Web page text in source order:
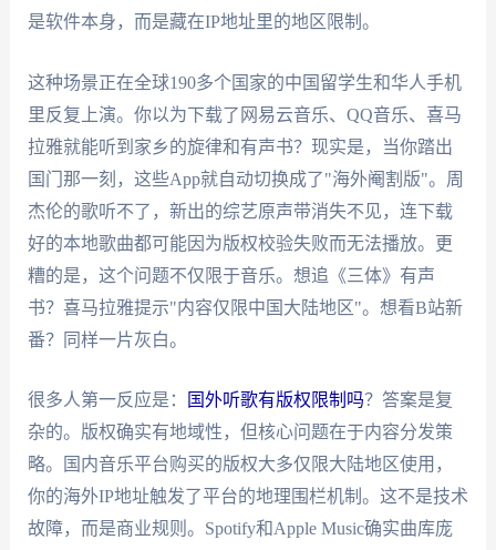
是软件本身，而是藏在IP地址里的地区限制。
这种场景正在全球190多个国家的中国留学生和华人手机
里反复上演。你以为下载了网易云音乐、QQ音乐、喜马
拉雅就能听到家乡的旋律和有声书？现实是，当你踏出
国门那一刻，这些App就自动切换成了"海外阉割版"。周
杰伦的歌听不了，新出的综艺原声带消失不见，连下载
好的本地歌曲都可能因为版权校验失败而无法播放。更
糟的是，这个问题不仅限于音乐。想追《三体》有声
书？喜马拉雅提示"内容仅限中国大陆地区"。想看B站新
番？同样一片灰白。
很多人第一反应是： 国外听歌有版权限制吗？答案是复
杂的。版权确实有地域性，但核心问题在于内容分发策
略。国内音乐平台购买的版权大多仅限大陆地区使用，
你的海外IP地址触发了平台的地理围栏机制。这不是技术
故障，而是商业规则。Spotify和Apple Music确实曲库庞